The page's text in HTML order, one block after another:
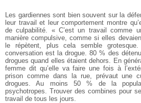
Les gardiennes sont bien souvent sur la
leur travail et leur comportement montre
de culpabilité. « C’est un travail comme
manière compulsive, comme si elles
le répètent, plus cela semble grotesque.
conversation est la drogue. 80 % des
drogues quand elles étaient dehors. En
femme dit qu’elle va faire une fois à
prison comme dans la rue, prévaut une
drogues. Au moins 50 % de la
psychotropes. Trouver des combines pour
travail de tous les jours.